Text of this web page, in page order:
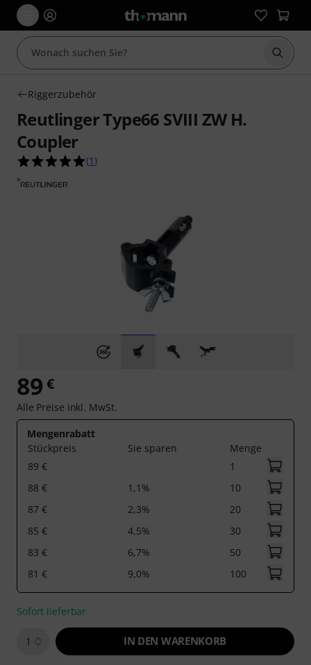
Suche
Riggerzubehör
Reutlinger Type66 SVIII ZW H.
Coupler
5.0 von 5 Sternen aus 1 Kundenbewertungen
(1 )
89 €
Alle Preise inkl. MwSt.
Mengenrabatt
Stückpreis
Sie sparen
Menge
89 €
1
88 €
1,1%
10
87 €
2,3%
20
85 €
4,5%
30
83 €
6,7%
50
81 €
9,0% 100
Sofort lieferbar
1 IN DEN WARENKORB